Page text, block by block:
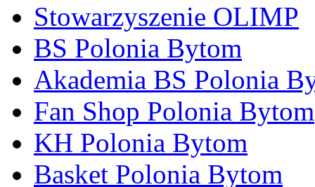
Stowarzyszenie OLIMP
BS Polonia Bytom
Akademia BS Polonia
Fan Shop Polonia Bytom
KH Polonia Bytom
Basket Polonia Bytom